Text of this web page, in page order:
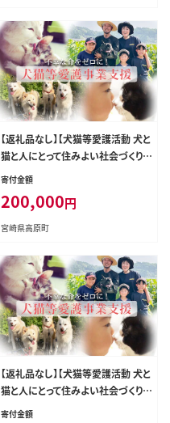
【返礼品なし】【犬猫等愛護活動 犬と
猫と人にとって住みよい社会づくりを
応援】宮崎県 高原町 特定非営利活
P00056
寄付金額
200,000円
宮崎県高原町
【返礼品なし】【犬猫等愛護活動 犬と
猫と人にとって住みよい社会づくりを
応援】宮崎県 高原町 特定非営利活
寄付金額